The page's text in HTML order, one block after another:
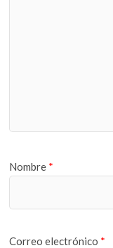
Nombre *
Correo electrónico *